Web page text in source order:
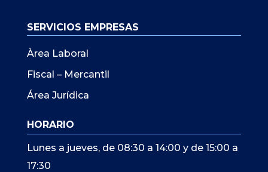
SERVICIOS EMPRESAS
Àrea Laboral
Fiscal – Mercantil
Área Jurídica
HORARIO
Lunes a jueves, de 08:30 a 14:00 y de 15:00 a
17:30